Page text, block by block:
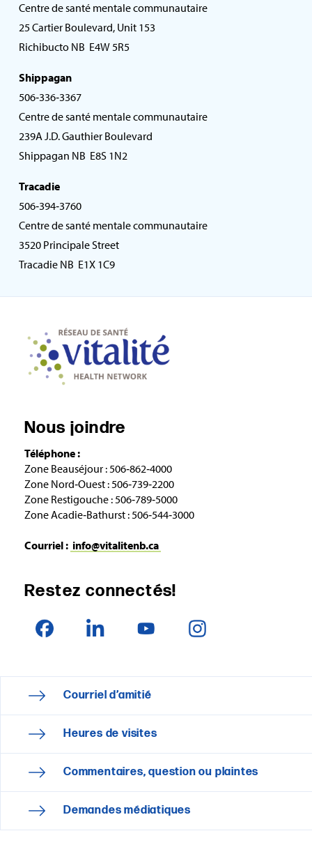
Centre de santé mentale communautaire
25 Cartier Boulevard, Unit 153
Richibucto NB E4W 5R5
Shippagan
506‑336‑3367
Centre de santé mentale communautaire
239A J.D. Gauthier Boulevard
Shippagan NB E8S 1N2
Tracadie
506‑394‑3760
Centre de santé mentale communautaire
3520 Principale Street
Tracadie NB E1X 1C9
Nous joindre
Téléphone :
Zone Beauséjour : 506‑862‑4000
Zone Nord‑Ouest : 506‑739‑2200
Zone Restigouche : 506‑789‑5000
Zone Acadie‑Bathurst : 506‑544‑3000
Courriel : info@vitalitenb.ca
Restez connectés!
Courriel d’amitié
Heures de visites
Commentaires, question ou plaintes
Demandes médiatiques